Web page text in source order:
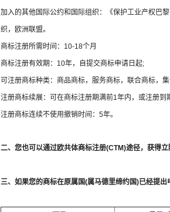
加入的其他国际公约和国际组织：《保护工业产权巴
织，欧洲联盟。
商标注册所需时间：10-18个月
商标注册有效期：10年，自提交商标申请日起;
可注册商标种类：商品商标，服务商标，联合商标，
注册商标续展：可在商标注册期满前1年内，或注册
注册商标连续不使用撤销时间：5年。
二、您也可以通过欧共体商标注册(CTM)途径，获得立
三、如果您的商标在原属国(属马德里缔约国)已经提